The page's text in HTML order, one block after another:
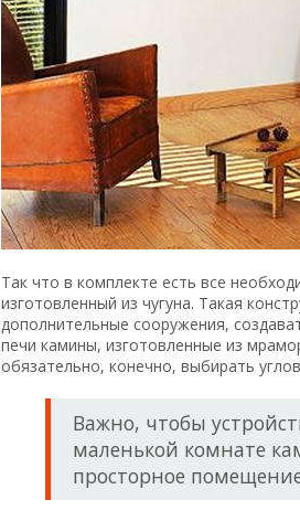
Так что в комплекте есть все
изготовленный из чугуна. Такая
дополнительные сооружения,
печи камины, изготовленные из
обязательно, конечно, выбирать
Важно, чтобы
маленькой комнате
просторное